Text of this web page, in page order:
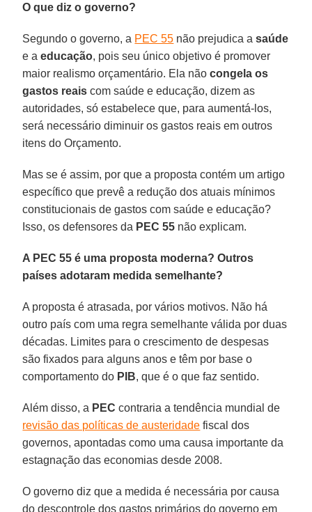
O que diz o governo?
Segundo o governo, a PEC 55 não prejudica asaúde
e aeducação, pois seu único objetivo é promover
maior realismo orçamentário. Ela nãocongela os
gastos reais com saúde e educação, dizem as
autoridades, só estabelece que, para aumentá-los,
será necessário diminuir os gastos reais em outros
itens do Orçamento.
Mas se é assim, por que a proposta contém um artigo
específico que prevê a redução dos atuais mínimos
constitucionais de gastos com saúde e educação?
Isso, os defensores da PEC 55 não explicam.
A PEC 55 é uma proposta moderna? Outros
países adotaram medida semelhante?
A proposta é atrasada, por vários motivos. Não há
outro país com uma regra semelhante válida por duas
décadas. Limites para o crescimento de despesas
são fixados para alguns anos e têm por base o
comportamento do PIB, que é o que faz sentido.
Além disso, a PEC contraria a tendência mundial de
revisão das políticas de austeridade fiscal dos
governos, apontadas como uma causa importante da
estagnação das economias desde 2008.
O governo diz que a medida é necessária por causa
do descontrole dos gastos primários do governo em